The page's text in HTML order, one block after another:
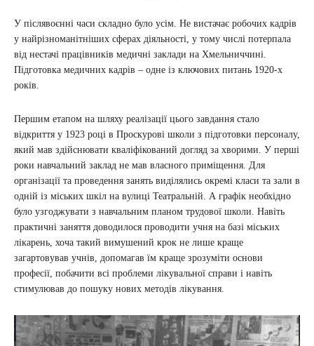
У післявоєнні часи складно було усім. Не вистачає робочих кадрів
у найрізноманітніших сферах діяльності, у тому числі потерпала
від нестачі працівників медичні заклади на Хмельниччині.
Підготовка медичних кадрів – одне із ключових питань 1920-х
років.
Першим етапом на шляху реалізації цього завдання стало
відкриття у 1923 році в Проскурові школи з підготовки персоналу,
який мав здійснювати кваліфікований догляд за хворими. У перші
роки навчальний заклад не мав власного приміщення. Для
організації та проведення занять виділялись окремі класи та зали в
одній із міських шкіл на вулиці Театральній. А графік необхідно
було узгоджувати з навчальним планом трудової школи. Навіть
практичні заняття доводилося проводити учня на базі міських
лікарень, хоча такий вимушений крок не лише краще
загартовував учнів, допомагав їм краще зрозуміти основи
професії, побачити всі проблеми лікувальної справи і навіть
стимулював до пошуку нових методів лікування.